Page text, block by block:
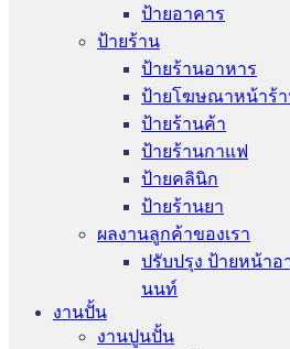
ป้ายอาคาร
ป้ายร้าน
ป้ายร้านอาหาร
ป้ายโฆษณาหน้าร้
ป้ายร้านค้า
ป้ายร้านกาแฟ
ป้ายคลินิก
ป้ายร้านยา
ผลงานลูกค้าของเรา
ปรับปรุง ป้ายหน้าอ
นนท์
งานปั้น
งานปูนปั้น